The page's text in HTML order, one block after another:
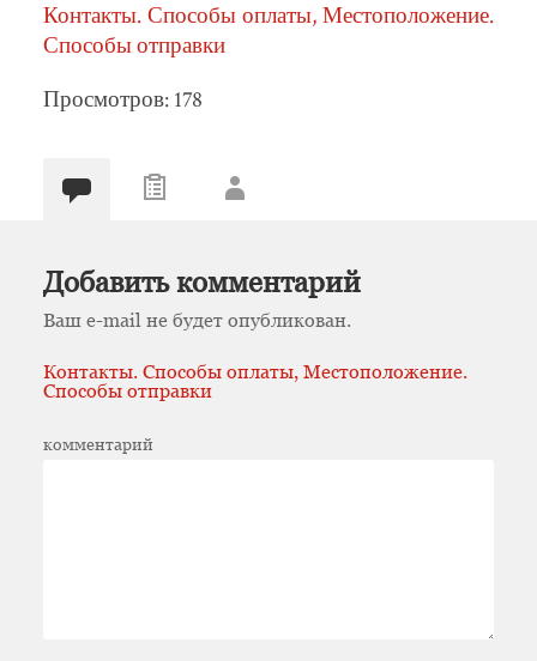
Контакты. Способы оплаты, Местоположение.
Способы отправки
Просмотров: 178
Добавить комментарий
Ваш e-mail не будет опубликован.
Контакты. Способы оплаты, Местоположение.
Способы отправки
комментарий